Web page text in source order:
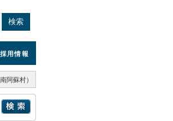
検索
用情報
阿蘇村）